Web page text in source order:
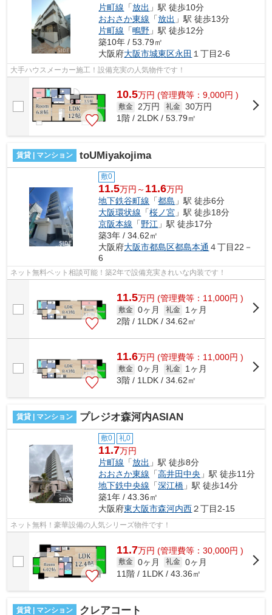
片町線 「放出 」駅 徒歩10分
おおさか東線 「放出 」駅 徒歩13分
片町線 「鴫野 」駅 徒歩12分
築10年 / 53.79㎡
大阪府大阪市城東区永田 １丁目2-6
大手ハウスメーカー施工！設備充実の人気物件です！
10.5万円 (管理費等：9,000円 )
敷金 2万円 礼金 30万円
1階 / 2LDK / 53.79㎡
賃貸 | マンション toUMiyakojima
敷0
11.5万円～ 11.6万円
地下鉄谷町線 「都島 」駅 徒歩6分
大阪環状線 「桜ノ宮 」駅 徒歩18分
京阪本線 「野江 」駅 徒歩17分
築3年 / 34.62㎡
大阪府大阪市都島区都島本通 ４丁目22－
6
ネット無料ペット相談可能！築2年で設備充実きれいな内装です！
11.5万円 (管理費等：11,000円 )
敷金 0ヶ月 礼金
1ヶ月
2階 / 1LDK / 34.62㎡
11.6万円 (管理費等：11,000円 )
敷金 0ヶ月 礼金
1ヶ月
3階 / 1LDK / 34.62㎡
賃貸 | マンション プレジオ森河内ASIAN
敷0 礼0
11.7万円
片町線 「放出 」駅 徒歩8分
おおさか東線 「高井田中央 」駅 徒歩11分
地下鉄中央線 「深江橋 」駅 徒歩14分
築1年 / 43.36㎡
大阪府東大阪市森河内西２丁目2-15
ネット無料！豪華設備の人気シリーズ物件です！
11.7万円 (管理費等：30,000円 )
敷金 0ヶ月 礼金 0ヶ月
11階 / 1LDK / 43.36㎡
賃貸 | マンション クレアコート